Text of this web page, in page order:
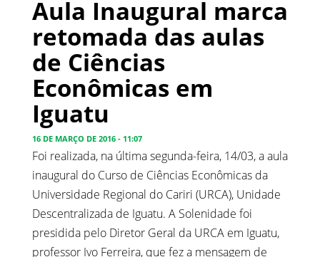
Aula Inaugural marca
retomada das aulas
de Ciências
Econômicas em
Iguatu
16 DE MARÇO DE 2016 - 11:07
Foi realizada, na última segunda-feira, 14/03, a aula
inaugural do Curso de Ciências Econômicas da
Universidade Regional do Cariri (URCA), Unidade
Descentralizada de Iguatu. A Solenidade foi
presidida pelo Diretor Geral da URCA em Iguatu,
professor Ivo Ferreira, que fez a mensagem de